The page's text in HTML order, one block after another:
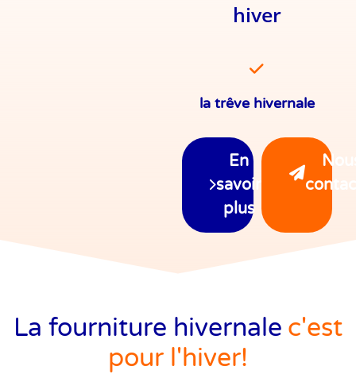
hiver
la trêve hivernale
En
savoir
plus
La fourniture hivernale c'est
pour l'hiver!